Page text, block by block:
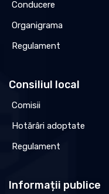
Conducere
Organigrama
Regulament
Consiliul local
Comisii
Hotărâri adoptate
Regulament
Informații publice